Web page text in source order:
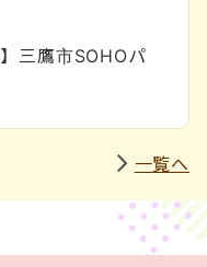
三鷹市SOHOパ
一覧へ